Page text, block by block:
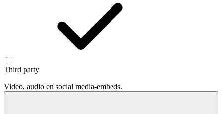
Third party
Video, audio en social media-embeds.